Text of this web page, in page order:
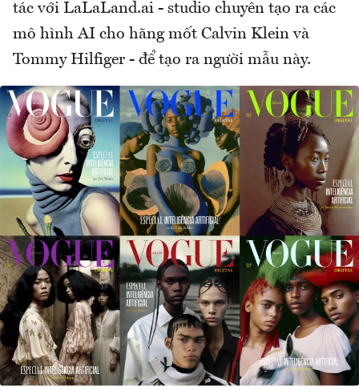
tác với LaLaLand.ai - studio chuyên tạo ra các
mô hình AI cho hãng mốt Calvin Klein và
Tommy Hilfiger - để tạo ra người mẫu này.